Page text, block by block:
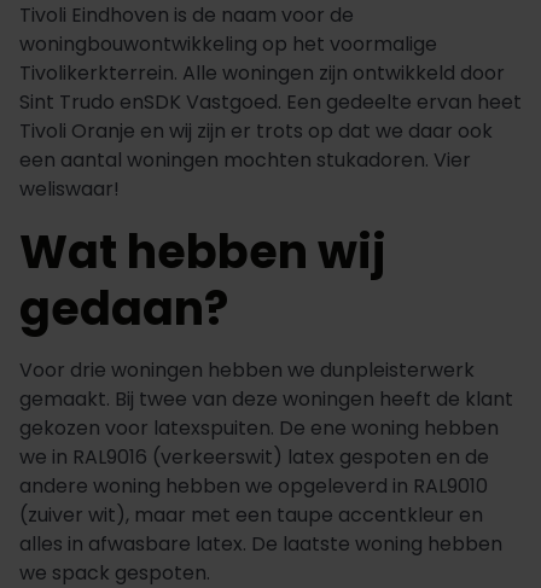
Tivoli Eindhoven is de naam voor de
woningbouwontwikkeling op het voormalige
Tivolikerkterrein. Alle woningen zijn ontwikkeld door
Sint Trudo enSDK Vastgoed. Een gedeelte ervan heet
Tivoli Oranje en wij zijn er trots op dat we daar ook
een aantal woningen mochten stukadoren. Vier
weliswaar!
Wat hebben wij
gedaan?
Voor drie woningen hebben we dunpleisterwerk
gemaakt. Bij twee van deze woningen heeft de klant
gekozen voor latexspuiten. De ene woning hebben
we in RAL9016 (verkeerswit) latex gespoten en de
andere woning hebben we opgeleverd in RAL9010
(zuiver wit), maar met een taupe accentkleur en
alles in afwasbare latex. De laatste woning hebben
we spack gespoten.